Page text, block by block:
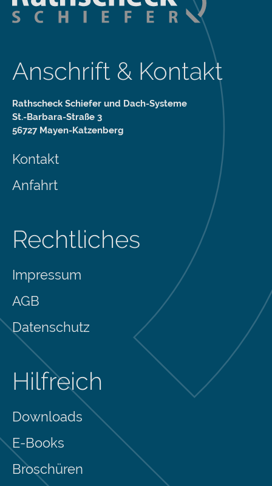
Anschrift & Kontakt
Rathscheck Schiefer und Dach-Systeme
St.-Barbara-Straße 3
56727 Mayen-Katzenberg
Kontakt
Anfahrt
Rechtliches
Impressum
AGB
Datenschutz
Hilfreich
Downloads
E-Books
Broschüren